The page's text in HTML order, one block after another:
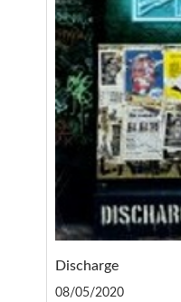
Discharge
08/05/2020